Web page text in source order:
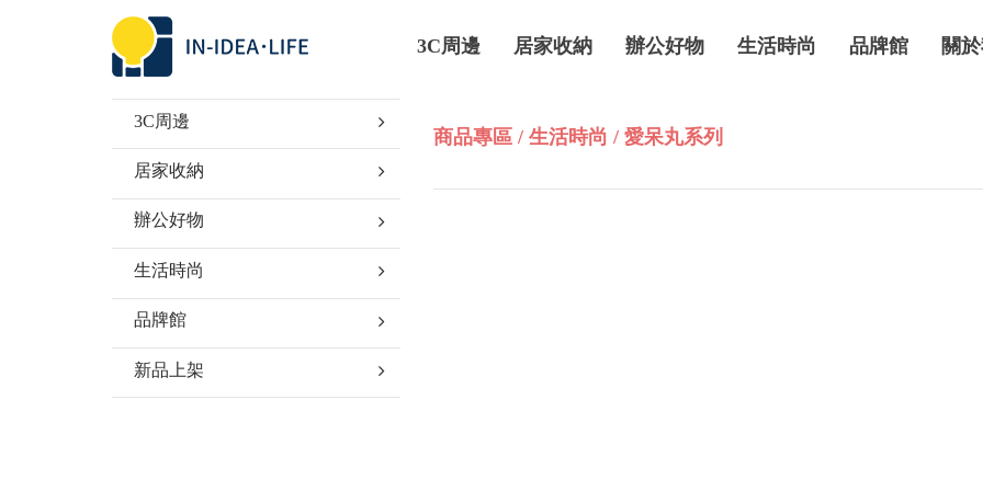
3C周邊 居家收納 辦公好物 生活時尚 品牌館 關
3C周邊
居家收納
辦公好物
生活時尚
品牌館
新品上架
商品專區 / 生活時尚 / 愛呆丸系列